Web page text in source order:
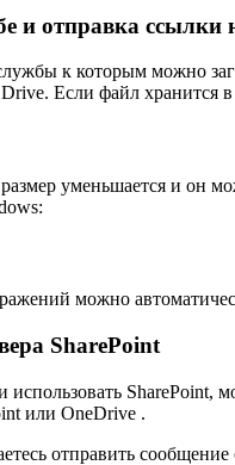
и отправка ссылки
к которым можно
Если файл хранится
уменьшается и
можно
SharePoint
использовать
или OneDrive .
отправить